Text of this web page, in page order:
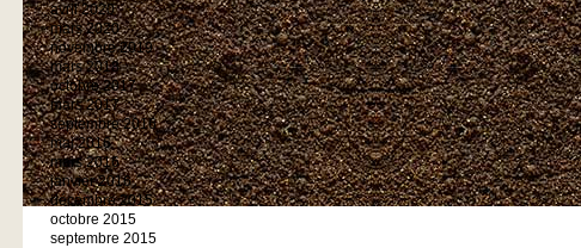
avril 2020
mars 2020
novembre 2019
mars 2018
octobre 2017
mars 2017
septembre 2016
mai 2016
mars 2016
janvier 2016
décembre 2015
octobre 2015
septembre 2015